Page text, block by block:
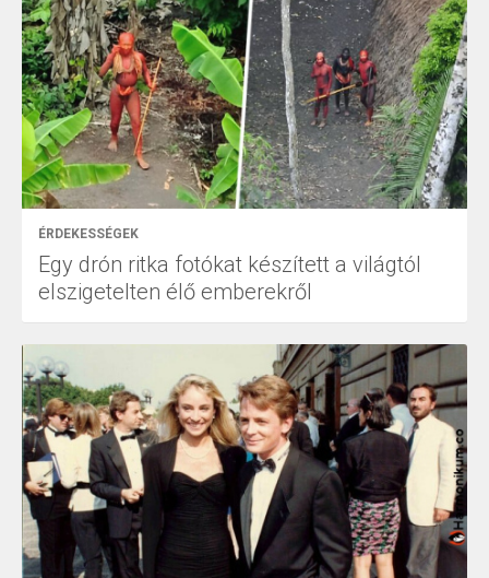
ÉRDEKESSÉGEK
Egy drón ritka fotókat készített a világtól
elszigetelten élő emberekről